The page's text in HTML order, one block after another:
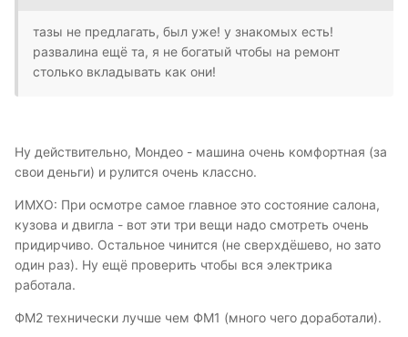
тазы не предлагать, был уже! у знакомых есть!
развалина ещё та, я не богатый чтобы на ремонт
столько вкладывать как они!
Ну действительно, Мондео - машина очень комфортная (за
свои деньги) и рулится очень классно.
ИМХО: При осмотре самое главное это состояние салона,
кузова и двигла - вот эти три вещи надо смотреть очень
придирчиво. Остальное чинится (не сверхдёшево, но зато
один раз). Ну ещё проверить чтобы вся электрика
работала.
ФМ2 технически лучше чем ФМ1 (много чего доработали).